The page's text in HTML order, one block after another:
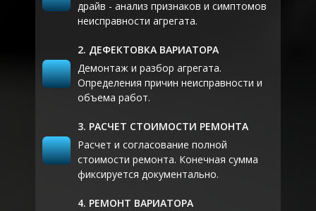
Сальник ГДТ.
Сальник привода правого.
Сальник привода левого.
уплотнений.
Клапан масляного насоса
номинальный Sonax.
гидроблока,
замена толкающего ремня,
замена втулок,
замена обрезиненных
поршней,
замена подшипников,
замена масляного фильтра,
замена трансмиссионного
сборка.
драйв - анализ признаков и симптомов
неисправности агрегата.
2. ДЕФЕКТОВКА ВАРИАТОРА
Демонтаж и разбор агрегата.
Определения причин неисправности и
объема работ.
3. РАСЧЕТ СТОИМОСТИ РЕМОНТА
Расчет и согласование полной
стоимости ремонта. Конечная сумма
фиксируется документально.
4. РЕМОНТ ВАРИАТОРА